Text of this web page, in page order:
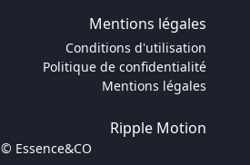
Mentions légales
Conditions d'utilisation
Politique de confidentialité
Mentions légales
Ripple Motion
© Essence&CO